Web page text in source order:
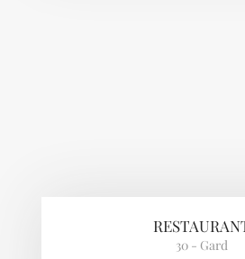
30 - Gard